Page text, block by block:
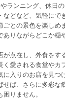
ランニング、休日
などなど、気軽にで
との景色を楽しめ
りながらどこか穏
が点在し、外食をす
愛される食堂やカ
入りのお店を見つ
せば、さらに多彩な
りません。